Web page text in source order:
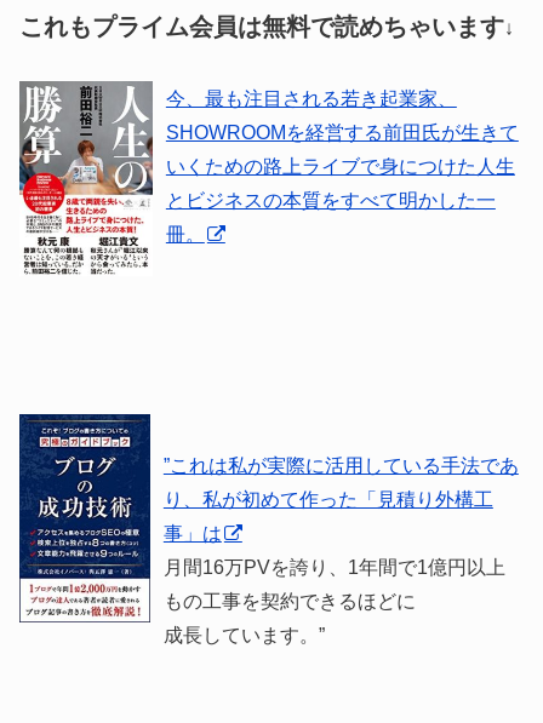
これもプライム会員は無料で読めちゃいます↓
今、最も注目される若き起業家、
SHOWROOMを経営する前田氏が生きて
いくための路上ライブで身につけた人生
とビジネスの本質をすべて明かした一
冊。
”これは私が実際に活用している手法であ
り、私が初めて作った「見積り外構工
事」は
月間16万PVを誇り、1年間で1億円以上
もの工事を契約できるほどに
成長しています。”